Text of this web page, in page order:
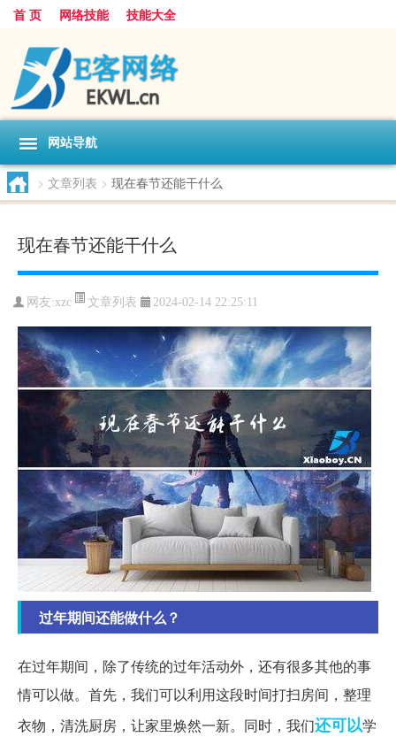
首 页 网络技能 技能大全
网站导航
> 文章列表 > 现在春节还能干什么
现在春节还能干什么
网友:xzc 文章列表 2024-02-14 22:25:11
过年期间还能做什么？
在过年期间，除了传统的过年活动外，还有很多其他的事
情可以做。首先，我们可以利用这段时间打扫房间，整理
衣物，清洗厨房，让家里焕然一新。同时，我们还可以学